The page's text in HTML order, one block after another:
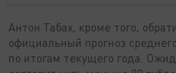
Антон Табах, кроме того,
официальный прогноз
по итогам текущего года.